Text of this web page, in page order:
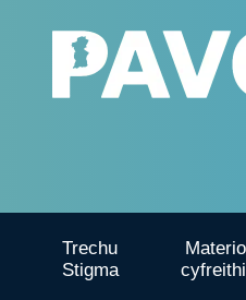
Trechu
Stigma